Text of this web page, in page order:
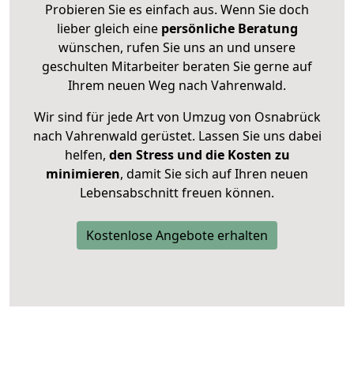
Probieren Sie es einfach aus. Wenn Sie doch
lieber gleich eine persönliche Beratung
wünschen, rufen Sie uns an und unsere
geschulten Mitarbeiter beraten Sie gerne auf
Ihrem neuen Weg nach Vahrenwald.
Wir sind für jede Art von Umzug von Osnabrück
nach Vahrenwald gerüstet. Lassen Sie uns dabei
helfen, den Stress und die Kosten zu
minimieren, damit Sie sich auf Ihren neuen
Lebensabschnitt freuen können.
Kostenlose Angebote erhalten